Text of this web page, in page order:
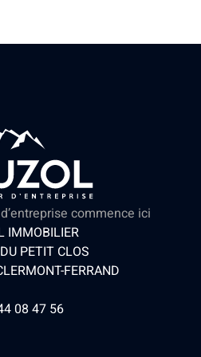
commence ici
IMMOBILIER
PETIT CLOS
FERRAND
08 47 56